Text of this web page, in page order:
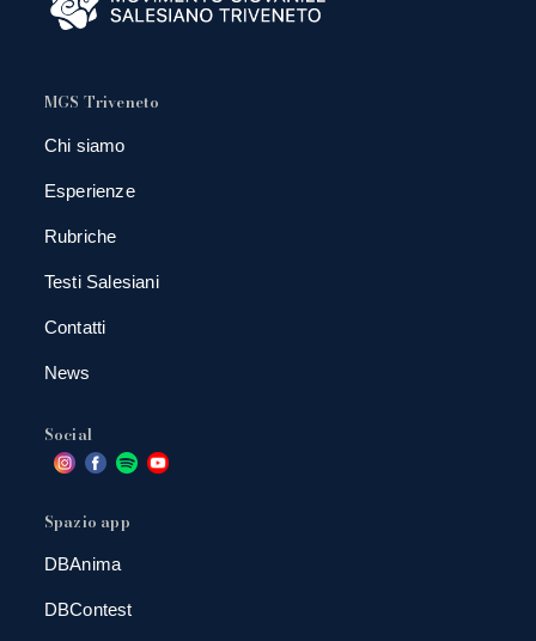
MGS Triveneto
Chi siamo
Esperienze
Rubriche
Testi Salesiani
Contatti
News
Social
Spazio app
DBAnima
DBContest